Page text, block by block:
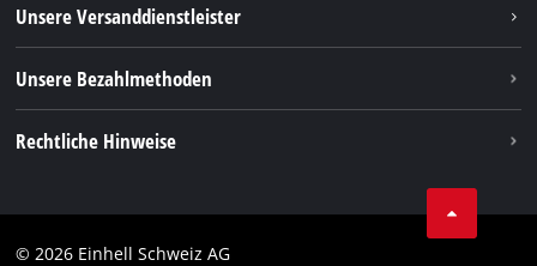
Pinterest
Unsere Versanddienstleister
Unsere Bezahlmethoden
Rechtliche Hinweise
© 2026 Einhell Schweiz AG